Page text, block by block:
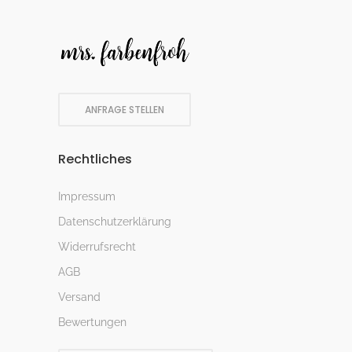
ANFRAGE STELLEN
Rechtliches
Impressum
Datenschutzerklärung
Widerrufsrecht
AGB
Versand
Bewertungen